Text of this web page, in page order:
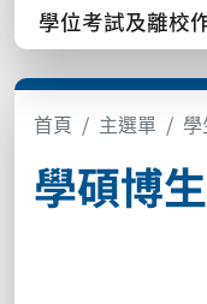
學位考試及離校
首頁 主選單
學碩博